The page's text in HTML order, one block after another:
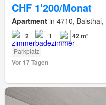
CHF 1'200/Monat
Apartment in 4710,
2 1 42 m²
Parkplatz
Vor 17 Tagen